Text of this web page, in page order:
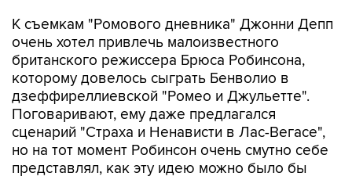
К съемкам "Ромового дневника" Джонни Депп
очень хотел привлечь малоизвестного
британского режиссера Брюса Робинсона,
которому довелось сыграть Бенволио в
дзеффиреллиевской "Ромео и Джульетте".
Поговаривают, ему даже предлагался
сценарий "Страха и Ненависти в Лас-Вегасе",
но на тот момент Робинсон очень смутно себе
представлял, как эту идею можно было бы